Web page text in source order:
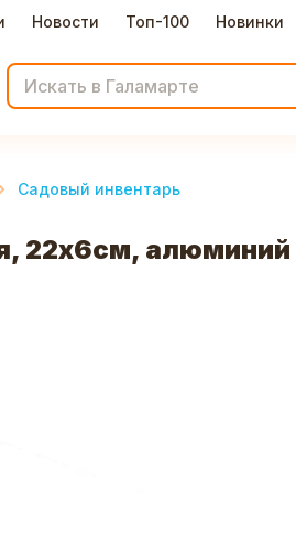
Новости Топ-100 Новинки
Садовый инвентарь
22х6см, алюминий